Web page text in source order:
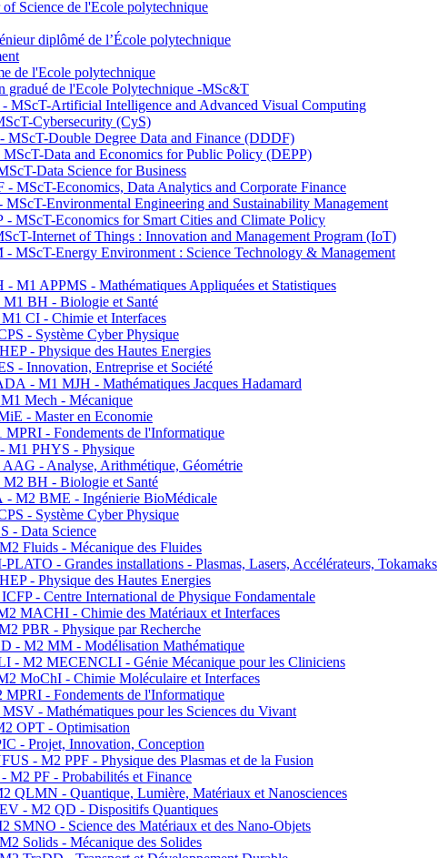
Science de l'Ecole polytechnique
diplômé de l’École polytechnique
de l'Ecole polytechnique
gradué de l'Ecole Polytechnique -MSc&T
MScT-Artificial Intelligence and Advanced Visual Computing
Cybersecurity (CyS)
Double Degree Data and Finance (DDDF)
Data and Economics for Public Policy (DEPP)
Data Science for Business
MScT-Economics, Data Analytics and Corporate Finance
Environmental Engineering and Sustainability Management
- MScT-Economics for Smart Cities and Climate Policy
Internet of Things : Innovation and Management Program (IoT)
MScT-Energy Environment : Science Technology & Management
M1 APPMS - Mathématiques Appliquées et Statistiques
BH - Biologie et Santé
CI - Chimie et Interfaces
- Système Cyber Physique
- Physique des Hautes Energies
- Innovation, Entreprise et Société
- M1 MJH - Mathématiques Jacques Hadamard
Mech - Mécanique
- Master en Economie
- Fondements de l'Informatique
M1 PHYS - Physique
- Analyse, Arithmétique, Géométrie
BH - Biologie et Santé
M2 BME - Ingénierie BioMédicale
- Système Cyber Physique
- Data Science
Fluids - Mécanique des Fluides
- Grandes installations - Plasmas, Lasers, Accélérateurs, Tokamaks
- Physique des Hautes Energies
- Centre International de Physique Fondamentale
MACHI - Chimie des Matériaux et Interfaces
PBR - Physique par Recherche
- M2 MM - Modélisation Mathématique
- M2 MECENCLI - Génie Mécanique pour les Cliniciens
MoChI - Chimie Moléculaire et Interfaces
- Fondements de l'Informatique
- Mathématiques pour les Sciences du Vivant
OPT - Optimisation
- Projet, Innovation, Conception
- M2 PPF - Physique des Plasmas et de la Fusion
M2 PF - Probabilités et Finance
QLMN - Quantique, Lumière, Matériaux et Nanosciences
- M2 QD - Dispositifs Quantiques
SMNO - Science des Matériaux et des Nano-Objets
Solids - Mécanique des Solides